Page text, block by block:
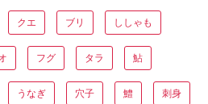
クエ ブリ ししゃも
フグ タラ 鮎
うなぎ 穴子 鱧 刺身